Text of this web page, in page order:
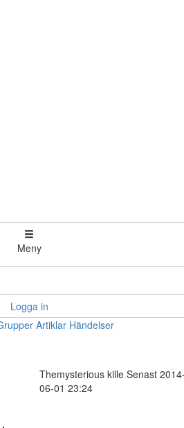
Meny
Logga in
Artiklar Händelser
Themysterious kille Senast
06-01 23:24